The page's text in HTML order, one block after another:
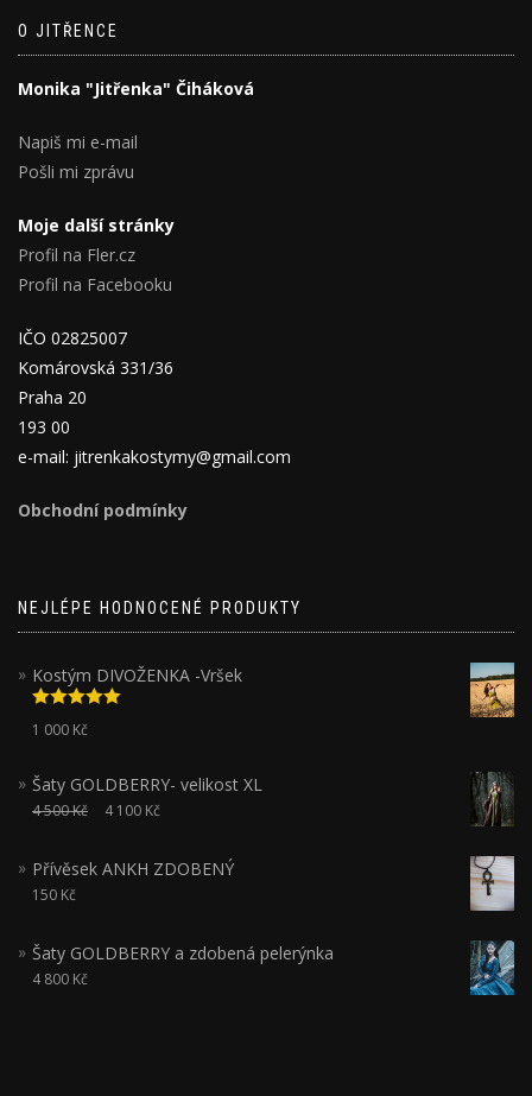
O JITŘENCE
Monika "Jitřenka" Čiháková
Napiš mi e-mail
Pošli mi zprávu
Moje další stránky
Profil na Fler.cz
Profil na Facebooku
IČO 02825007
Komárovská 331/36
Praha 20
193 00
e-mail: jitrenkakostymy@gmail.com
Obchodní podmínky
NEJLÉPE HODNOCENÉ PRODUKTY
Kostým DIVOŽENKA -Vršek
Hodnocení
5.00z 5
1 000 Kč
Šaty GOLDBERRY- velikost XL
4 500Kč 4 100 Kč
Přívěsek ANKH ZDOBENÝ
150 Kč
Šaty GOLDBERRY a zdobená pelerýnka
4 800 Kč